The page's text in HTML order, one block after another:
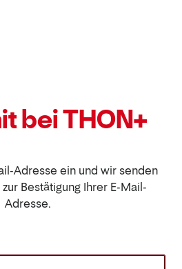
bei THON+
Adresse ein und wir senden
Bestätigung Ihrer E-Mail-
Adresse.